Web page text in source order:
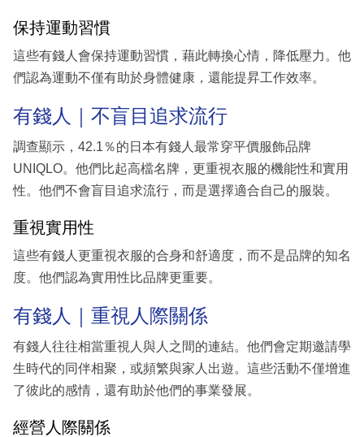
保持運動習慣
這些有錢人會保持運動習慣，藉此轉換心情，降低壓力。他
們認為運動不僅有助於身體健康，還能提昇工作效率。
有錢人｜不盲目追求流行
調查顯示，42.1％的日本有錢人最常穿平價服飾品牌
UNIQLO。他們比起高檔名牌，更重視衣服的機能性和實用
性。他們不會盲目追求流行，而是選擇適合自己的服裝。
重視實用性
這些有錢人更重視衣服的合身和舒適度，而不是品牌的知名
度。他們認為實用性比品牌更重要。
有錢人｜重視人際關係
有錢人往往相當重視人與人之間的連結。他們會定期邀請學
生時代的同伴相聚，或頻繁與家人出遊。這些活動不僅增進
了彼此的感情，還有助於他們的事業發展。
經營人際關係